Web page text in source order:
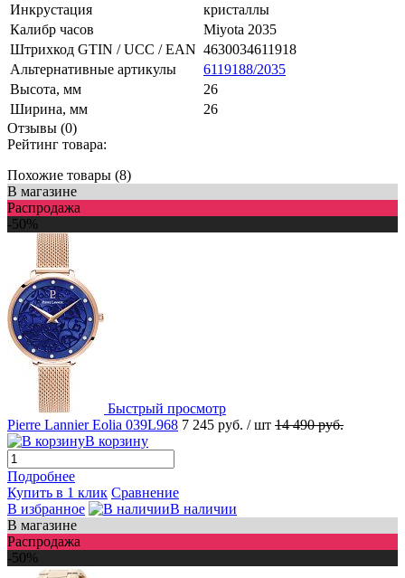
Инкрустация
кристаллы
Калибр часов
Miyota 2035
Штрихкод GTIN / UCC / EAN 4630034611918
Альтернативные артикулы
6119188/2035
Высота, мм
26
Ширина, мм
26
Отзывы (0)
Рейтинг товара:
Похожие товары (8)
В магазине
Распродажа
-50%
Быстрый просмотр
Pierre Lannier Eolia 039L968 7 245 руб. / шт 14 490 руб.
В корзину
Подробнее
Купить в 1 клик Сравнение
В избранное
В наличии
В магазине
Распродажа
-50%